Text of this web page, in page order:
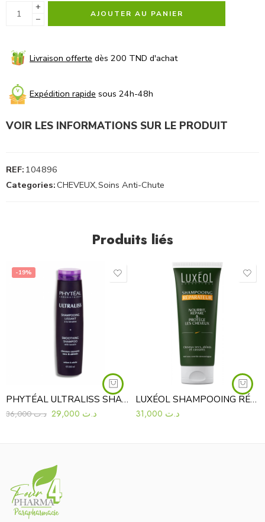
+
−
AJOUTER AU PANIER
Livraison offerte dès 200 TND d'achat
Expédition rapide sous 24h-48h
VOIR LES INFORMATIONS SUR LE PRODUIT
REF: 104896
Categories:CHEVEUX,Soins Anti-Chute
Produits liés
-19%
PHYTÉAL ULTRALISS SHAMPOOING LISSANT À LA KÉRATINE 250ML
د.ت36,000 د.ت
LUXÉOL SHAMPOOING RÉPARATEUR 200ML
د.ت